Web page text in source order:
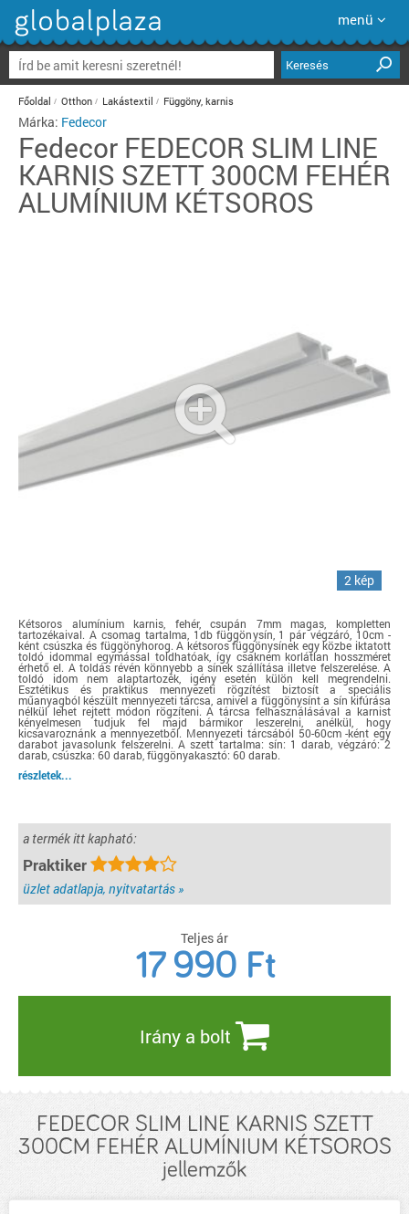
menü
Keresés
Főoldal Otthon Lakástextil Függöny, karnis
Márka: Fedecor
Fedecor FEDECOR SLIM LINE
KARNIS SZETT 300CM FEHÉR
ALUMÍNIUM KÉTSOROS
2 kép
Kétsoros alumínium karnis, fehér, csupán 7mm magas, kompletten
tartozékaival. A csomag tartalma, 1db függönysín, 1 pár végzáró, 10cm -
ként csúszka és függönyhorog. A kétsoros függönysínek egy közbe iktatott
toldó idommal egymással toldhatóak, így csaknem korlátlan hosszméret
érhető el. A toldás révén könnyebb a sínek szállítása illetve felszerelése. A
toldó idom nem alaptartozék, igény esetén külön kell megrendelni.
Esztétikus és praktikus mennyezeti rögzítést biztosít a speciális
műanyagból készült mennyezeti tárcsa, amivel a függönysínt a sín kifúrása
nélkül lehet rejtett módon rögzíteni. A tárcsa felhasználásával a karnist
kényelmesen tudjuk fel majd bármikor leszerelni, anélkül, hogy
kicsavaroznánk a mennyezetből. Mennyezeti tárcsából 50-60cm -ként egy
darabot javasolunk felszerelni. A szett tartalma: sín: 1 darab, végzáró: 2
darab, csúszka: 60 darab, függönyakasztó: 60 darab.
részletek...
a termék itt kapható:
Praktiker
üzlet adatlapja, nyitvatartás »
Teljes ár
17 990 Ft
Irány a bolt
FEDECOR SLIM LINE KARNIS SZETT
300CM FEHÉR ALUMÍNIUM KÉTSOROS
jellemzők